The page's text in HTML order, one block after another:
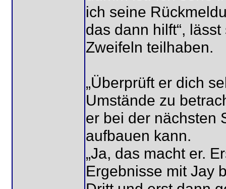
ich seine
das dann hilft“,
Zweifeln teilhaben.
„Überprüft er dich
Umstände zu
er bei der nächsten
aufbauen kann.
„Ja, das macht er.
Ergebnisse mit Jay